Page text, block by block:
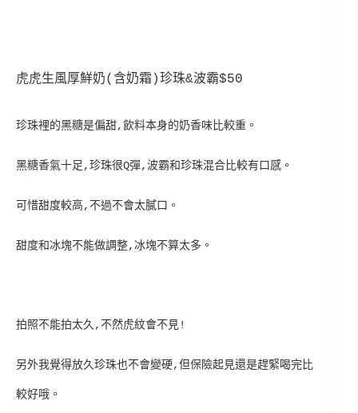
虎虎生風厚鮮奶(含奶霜)珍珠&波霸$50
珍珠裡的黑糖是偏甜,飲料本身的奶香味比較重。
黑糖香氣十足,珍珠很Q彈,波霸和珍珠混合比較有口感。
可惜甜度較高,不過不會太膩口。
甜度和冰塊不能做調整,冰塊不算太多。
拍照不能拍太久,不然虎紋會不見!
另外我覺得放久珍珠也不會變硬,但保險起見還是趕緊喝完比
較好哦。